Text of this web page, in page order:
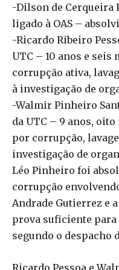
-Dilson de Cerqueira
ligado à OAS –
-Ricardo Ribeiro
UTC – 10 anos e seis
corrupção ativa,
à investigação de
-Walmir Pinheiro
da UTC – 9 anos,
por corrupção,
investigação de
Léo Pinheiro foi
corrupção
Andrade Gutierrez e
prova suficiente
segundo o despacho
Ricardo Pessoa e